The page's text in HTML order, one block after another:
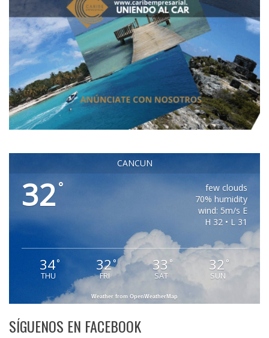
CANCUN
32 °
few clouds
70% humidity
wind: 5m/s E
H 32 • L 31
34°
THU
32°
FRI
33 °
SAT
32 °
SUN
Weather from OpenWeatherMap
SÍGUENOS EN FACEBOOK